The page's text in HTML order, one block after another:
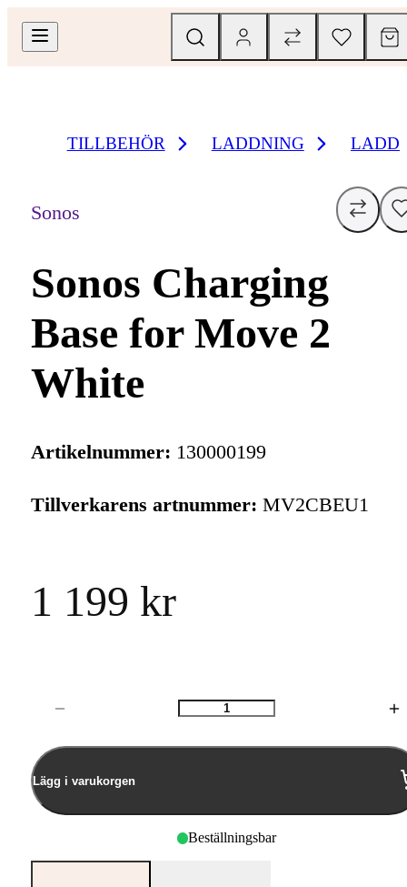
TILLBEHÖR LADDNING
Sonos
Sonos Charging
Base for Move 2
White
Artikelnummer: 130000199
Tillverkarens artnummer: MV2CBEU1
1 199 kr
Antal
Lägg i varukorgen
Beställningsbar